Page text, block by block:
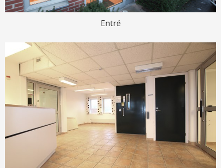
Entré